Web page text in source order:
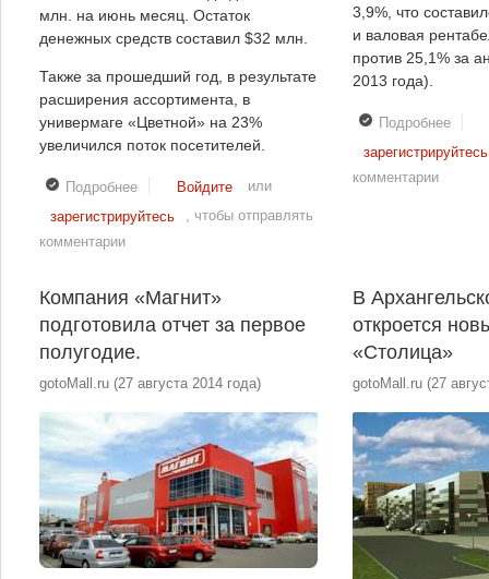
млн. на июнь месяц. Остаток
денежных средств составил $32 млн.
Также за прошедший год, в результате
расширения ассортимента, в
универмаге «Цветной» на 23%
увеличился поток посетителей.
Подробнеео Компания Rose Group показала хорошие
финансовые результаты в первом полугодии
Войдите
или
зарегистрируйтесь
, чтобы отправлять
комментарии
3,9%, что
и валовая
против 25,1% за
2013 года).
Подробнее
зарегистрируйтесь
комментарии
Компания «Магнит»
подготовила отчет за первое
полугодие.
gotoMall.ru (27 августа 2014 года)
В
откроется
«Столица»
gotoMall.ru (27